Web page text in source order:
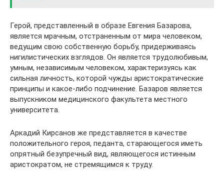
Герой, представленный в образе Евгения Базарова,
является мрачным, отстраненным от мира человеком,
ведущим свою собственную борьбу, придерживаясь
нигилистических взглядов. Он является трудолюбивым,
умным, независимым человеком, характеризуясь как
сильная личность, которой чужды аристократические
принципы и какое-либо подчинение. Базаров является
выпускником медицинского факультета местного
университета.
Аркадий Кирсанов же представляется в качестве
положительного героя, педанта, старающегося иметь
опрятный безупречный вид, являющегося истинным
аристократом, не стремящимся к труду.